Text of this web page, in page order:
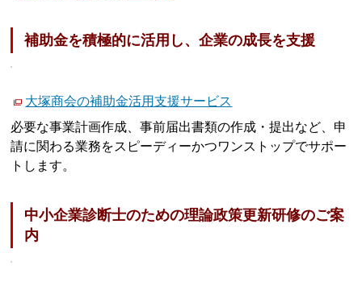
補助金を積極的に活用し、企業の成長を支援
大塚商会の補助金活用支援サービス
必要な事業計画作成、事前届出書類の作成・提出など、申
請に関わる業務をスピーディーかつワンストップでサポー
トします。
中小企業診断士のための理論政策更新研修のご案
内